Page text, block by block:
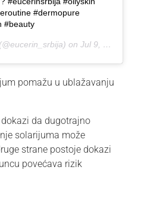
#dermopure
#beauty
(@eucerin_srbija) on Jul 9, 2020 at 12:52am PDT
pomažu u ublažavanju
da dugotrajno
solarijuma može
strane postoje dokazi
povećava rizik